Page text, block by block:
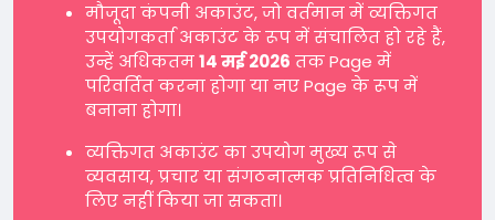
मौजूदा कंपनी अकाउंट, जो वर्तमान में व्यक्तिगत
उपयोगकर्ता अकाउंट के रूप में संचालित हो रहे हैं,
उन्हें अधिकतम14 मई 2026 तक Page में
परिवर्तित करना होगा या नए Page के रूप में
बनाना होगा।
व्यक्तिगत अकाउंट का उपयोग मुख्य रूप से
व्यवसाय, प्रचार या संगठनात्मक प्रतिनिधित्व के
लिए नहीं किया जा सकता।